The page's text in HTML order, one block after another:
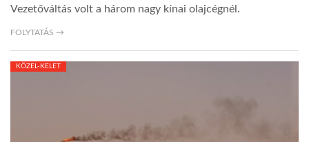
GLOBOTV BP
TROPICALMAGAZIN
Vezetőváltás volt a három nagy kínai olajcégnél.
FOLYTATÁS →
KÖZEL-KELET